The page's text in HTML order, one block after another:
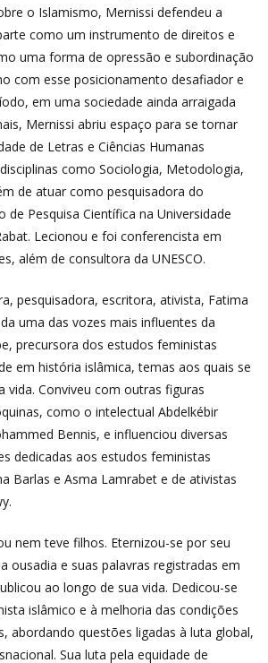
o Islamismo, Mernissi defendeu a
como um instrumento de direitos e
uma forma de opressão e subordinação
com esse posicionamento desafiador e
em uma sociedade ainda arraigada
Mernissi abriu espaço para se tornar
de Letras e Ciências Humanas
como Sociologia, Metodologia,
de atuar como pesquisadora do
de Pesquisa Científica na Universidade
Lecionou e foi conferencista em
além de consultora da UNESCO.
pesquisadora, escritora, ativista, Fatima
uma das vozes mais influentes da
precursora dos estudos feministas
em história islâmica, temas aos quais se
vida. Conviveu com outras figuras
como o intelectual Abdelkébir
Bennis, e influenciou diversas
dedicadas aos estudos feministas
Barlas e Asma Lamrabet e de ativistas
nem teve filhos. Eternizou-se por seu
ousadia e suas palavras registradas em
ao longo de sua vida. Dedicou-se
islâmico e à melhoria das condições
abordando questões ligadas à luta global,
Sua luta pela equidade de